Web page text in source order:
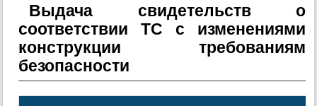
Выдача свидетельств о
соответствии ТС с изменениями
конструкции требованиям
безопасности